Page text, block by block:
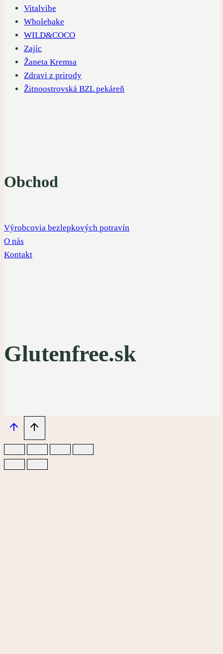
Vitalvibe
Wholebake
WILD&COCO
Zajíc
Žaneta Kremsa
Zdravi z prirody
Žitnoostrovská BZL pekáreň
Obchod
Výrobcovia bezlepkových potravín
O nás
Kontakt
Glutenfree.sk